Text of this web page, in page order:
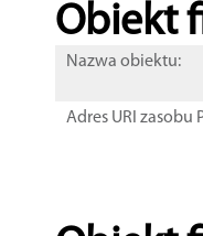
Obiekt
Nazwa obiektu:
Adres URI zasobu